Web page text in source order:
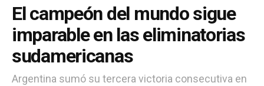
El campeón del mundo sigue
imparable en las eliminatorias
sudamericanas
Argentina sumó su tercera victoria consecutiva en